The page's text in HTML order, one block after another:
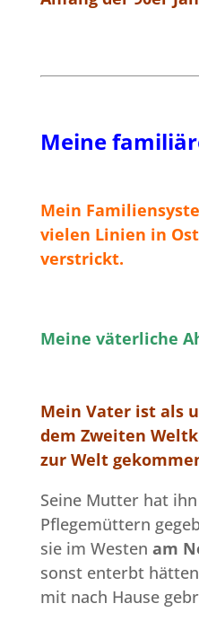
Meine
Mein
vielen Linien in
verstrickt.
Meine väterliche
Mein Vater ist als
dem Zweiten
zur Welt
Seine Mutter hat
Pflegemüttern
sie im Westen am
sonst enterbt
mit nach Hause